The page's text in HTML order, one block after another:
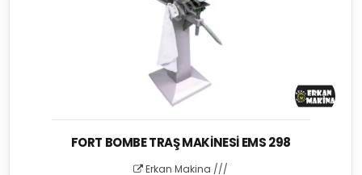
FORT BOMBE TRAŞ MAKINESI EMS 298
Erkan Makina ///